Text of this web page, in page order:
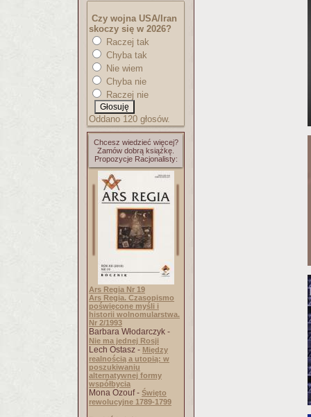
Czy wojna USA/Iran
skoczy się w 2026?
Raczej tak
Chyba tak
Nie wiem
Chyba nie
Raczej nie
Oddano 120 głosów.
Chcesz wiedzieć więcej?
Zamów dobrą książkę.
Propozycje Racjonalisty:
Ars Regia Nr 19
Ars Regia. Czasopismo
poświęcone myśli i
historii wolnomularstwa.
Nr 2/1993
Barbara Włodarczyk -
Nie ma jednej Rosji
Lech Ostasz - Między
realnością a utopią: w
poszukiwaniu
alternatywnej formy
współbycia
Mona Ozouf - Święto
rewolucyjne 1789-1799